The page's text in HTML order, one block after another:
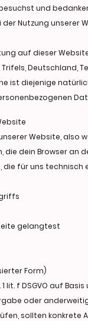
und
Nutzung unserer
auf dieser
Deutschland,
ist diejenige
Website,
dein Browser an
für uns technisch
gelangtest
Form)
lit. f DSGVO auf
oder
sollten konkrete